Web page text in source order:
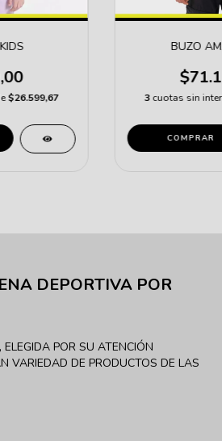
$26.599,67
BUZO
3cuotas sin
COMPRAR
DEPORTIVA POR
POR SU ATENCIÓN
VARIEDAD DE PRODUCTOS DE LAS